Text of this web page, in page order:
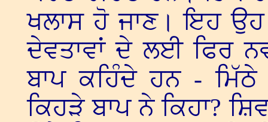
ਖਲਾਸ ਹੋ ਜਾਣ। ਇਹ
ਦੇਵਤਾਵਾਂ ਦੇ ਲਈ ਫਿਰ
ਬਾਪ ਕਹਿੰਦੇ ਹਨ -
ਕਿਹੜੇ ਬਾਪ ਨੇ ਕਿਹਾ?